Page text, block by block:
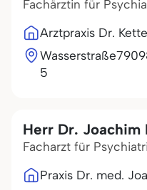
Fachärztin für
Arztpraxis Dr.
Wasserstraße
5
Herr Dr. Joachim
Facharzt für
Praxis Dr. med.